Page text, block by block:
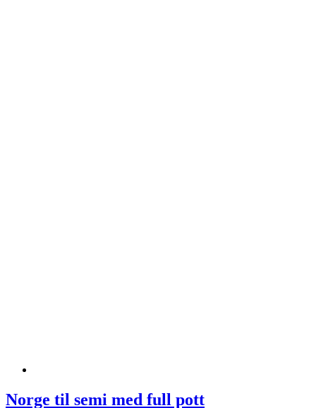
Norge til semi med full pott